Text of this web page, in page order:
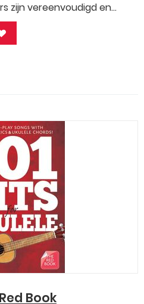
zijn vereenvoudigd en...
Book